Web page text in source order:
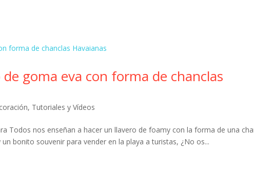
goma eva con forma de chanclas
, Tutoriales y Vídeos
Todos nos enseñan a hacer un llavero de foamy con la forma de una
bonito souvenir para vender en la playa a turistas, ¿No os...